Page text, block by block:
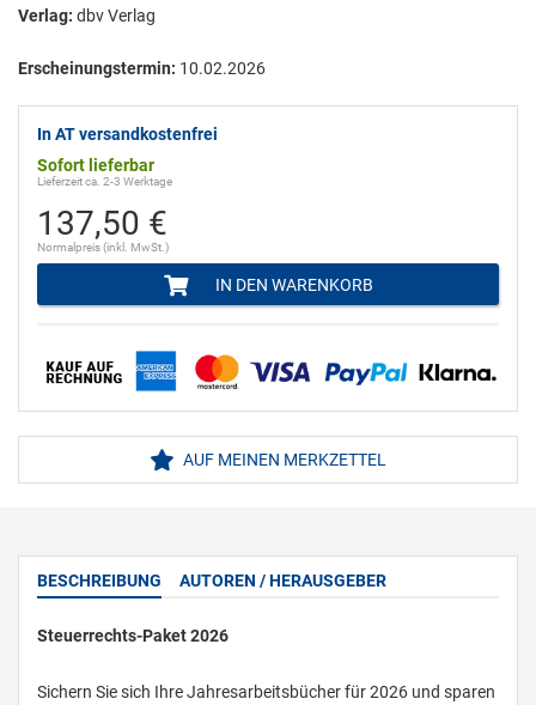
Verlag: dbv Verlag
Erscheinungstermin: 10.02.2026
In AT versandkostenfrei
Sofort lieferbar
Lieferzeit ca. 2-3 Werktage
137,50 €
Normalpreis (inkl. MwSt.)
IN DEN WARENKORB
AUF MEINEN MERKZETTEL
BESCHREIBUNG AUTOREN / HERAUSGEBER
Steuerrechts-Paket 2026
Sichern Sie sich Ihre Jahresarbeitsbücher für 2026 und sparen